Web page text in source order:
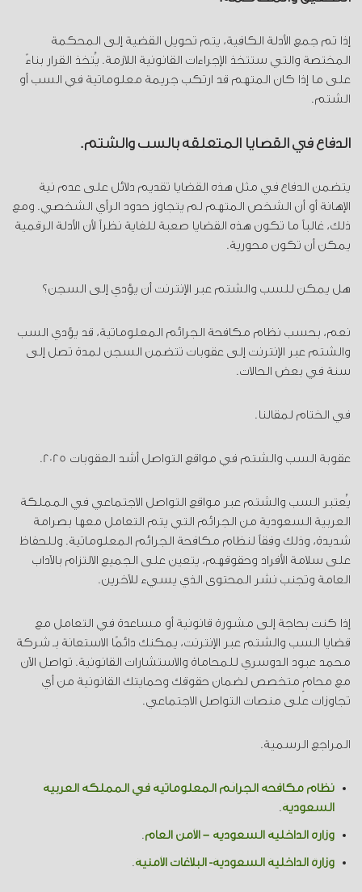
إذا تم جمع الأدلة الكافية، يتم تحويل القضية إلى المحكمة
المختصة والتي ستتخذ الإجراءات القانونية اللازمة. يُتخذ القرار بناءً
على ما إذا كان المتهم قد ارتكب جريمة معلوماتية في السب أو
الشتم.
الدفاع في القضايا المتعلقة بالسب والشتم.
يتضمن الدفاع في مثل هذه القضايا تقديم دلائل على عدم نية
الإهانة أو أن الشخص المتهم لم يتجاوز حدود الرأي الشخصي. ومع
ذلك، غالباً ما تكون هذه القضايا صعبة للغاية نظراً لأن الأدلة الرقمية
يمكن أن تكون محورية.
هل يمكن للسب والشتم عبر الإنترنت أن يؤدي إلى السجن؟
نعم، بحسب نظام مكافحة الجرائم المعلوماتية، قد يؤدي السب
والشتم عبر الإنترنت إلى عقوبات تتضمن السجن لمدة تصل إلى
سنة في بعض الحالات.
في الختام لمقالنا.
عقوبة السب والشتم في مواقع التواصل أشد العقوبات 2025.
يُعتبر السب والشتم عبر مواقع التواصل الاجتماعي في المملكة
العربية السعودية من الجرائم التي يتم التعامل معها بصرامة
شديدة، وذلك وفقاً لنظام مكافحة الجرائم المعلوماتية. وللحفاظ
على سلامة الأفراد وحقوقهم، يتعين على الجميع الالتزام بالآداب
العامة وتجنب نشر المحتوى الذي يسيء للآخرين.
إذا كنت بحاجة إلى مشورة قانونية أو مساعدة في التعامل مع
قضايا السب والشتم عبر الإنترنت، يمكنك دائمًا الاستعانة بـ شركة
محمد عبود الدوسري للمحاماة والاستشارات القانونية. تواصل الآن
مع محامٍ متخصص لضمان حقوقك وحمايتك القانونية من أي
تجاوزات على منصات التواصل الاجتماعي.
المراجع الرسمية.
نظام مكافحة الجرائم المعلوماتية في المملكة العربية
السعودية.
وزارة الداخلية السعودية – الأمن العام.
وزارة الداخلية السعودية- البلاغات الأمنية.